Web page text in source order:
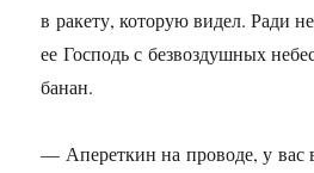
в ракету, которую видел. Ради
ее Господь с безвоздушных
банан.
— Апереткин на проводе, у вас